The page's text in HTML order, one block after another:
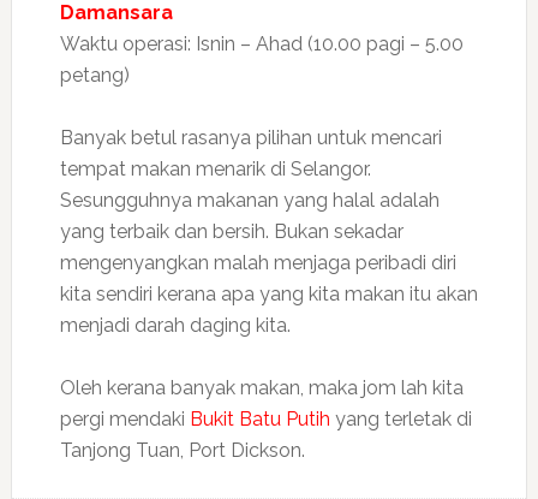
Damansara
Waktu operasi: Isnin – Ahad (10.00 pagi – 5.00
petang)
Banyak betul rasanya pilihan untuk mencari
tempat makan menarik di Selangor.
Sesungguhnya makanan yang halal adalah
yang terbaik dan bersih. Bukan sekadar
mengenyangkan malah menjaga peribadi diri
kita sendiri kerana apa yang kita makan itu akan
menjadi darah daging kita.
Oleh kerana banyak makan, maka jom lah kita
pergi mendaki Bukit Batu Putih yang terletak di
Tanjong Tuan, Port Dickson.